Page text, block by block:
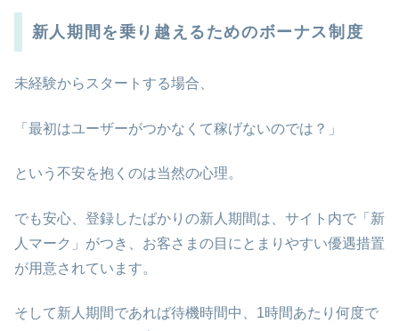
新人期間を乗り越えるためのボーナス制度
未経験からスタートする場合、
「最初はユーザーがつかなくて稼げないのでは？」
という不安を抱くのは当然の心理。
でも安心、登録したばかりの新人期間は、サイト内で「新
人マーク」がつき、お客さまの目にとまりやすい優遇措置
が用意されています。
そして新人期間であれば待機時間中、1時間あたり何度で